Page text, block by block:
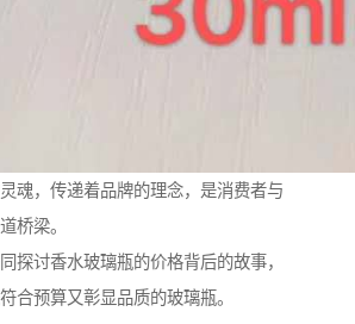
魂，传递着品牌的理念，是消费者与
桥梁。
探讨香水玻璃瓶的价格背后的故事，
合预算又彰显品质的玻璃瓶。